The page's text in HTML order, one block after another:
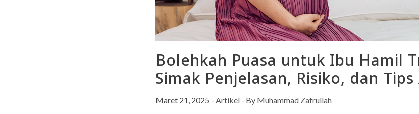
Bolehkah Puasa untuk Ibu Hamil
Simak Penjelasan, Risiko, dan
Maret 21, 2025 - Artikel - By Muhammad Zafrullah